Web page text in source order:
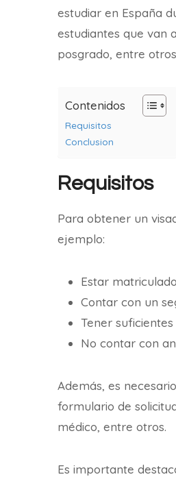
estudiar en España
estudiantes que van
posgrado, entre
Contenidos
Requisitos
Conclusion
Requisitos
Para obtener un
ejemplo:
Estar
Contar con un
Tener
No contar con
Además, es
formulario de
médico, entre otros.
Es importante